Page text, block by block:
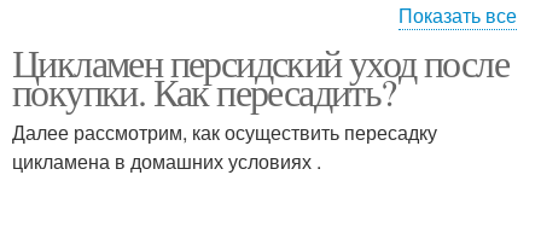
цикламеном
Уход за цикламеном
Показать все
Цикламен персидский уход после
покупки. Как пересадить?
Далее рассмотрим, как осуществить пересадку
цикламена в домашних условиях .